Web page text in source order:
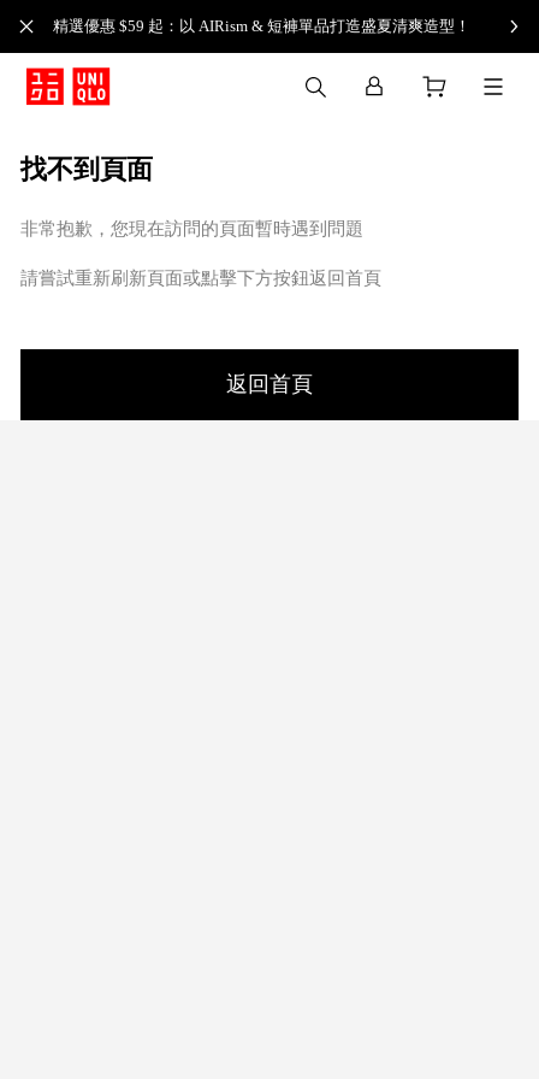
精選優惠 $59 起：以 AIRism & 短褲單品打造盛夏清爽造型！
找不到頁面
非常抱歉，您現在訪問的頁面暫時遇到問題
請嘗試重新刷新頁面或點擊下方按鈕返回首頁
返回首頁